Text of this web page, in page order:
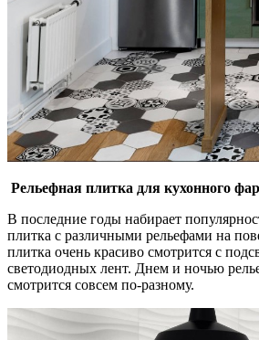
Рельефная плитка для кухонного
В последние годы набирает
плитка с различными рельефами на
плитка очень красиво смотрится с
светодиодных лент. Днем и ночью
смотрится совсем по-разному.